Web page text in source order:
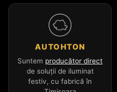
AUTOHTON
Suntem producător direct
de soluții de iluminat
festiv, cu fabrică în